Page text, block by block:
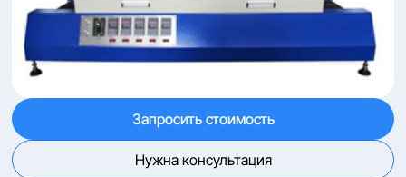
Запросить стоимость
Нужна консультация